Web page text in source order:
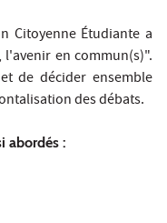
Citoyenne Étudiante a
en commun(s)".
de décider ensemble
des débats.
abordés :